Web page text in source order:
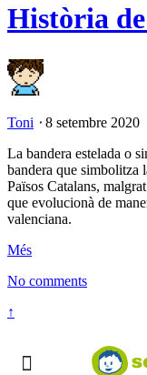
Història
Toni ⋅ 8 setembre 2020
La bandera estelada o
bandera que simbolitza
Països Catalans,
que evolucionà de
valenciana.
Més
No comments
↑